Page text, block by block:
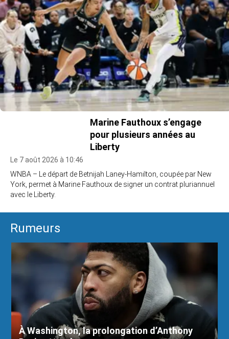
Marine Fauthoux s’engage
pour plusieurs années au
Liberty
Le 7 août 2026 à 10:46
WNBA – Le départ de Betnijah Laney-Hamilton, coupée par New
York, permet à Marine Fauthoux de signer un contrat pluriannuel
avec le Liberty.
Rumeurs
À Washington, la prolongation d’Anthony